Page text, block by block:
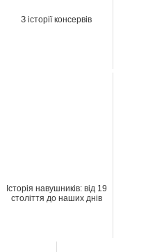
З історії консервів
Історія навушників: від 19
століття до наших днів